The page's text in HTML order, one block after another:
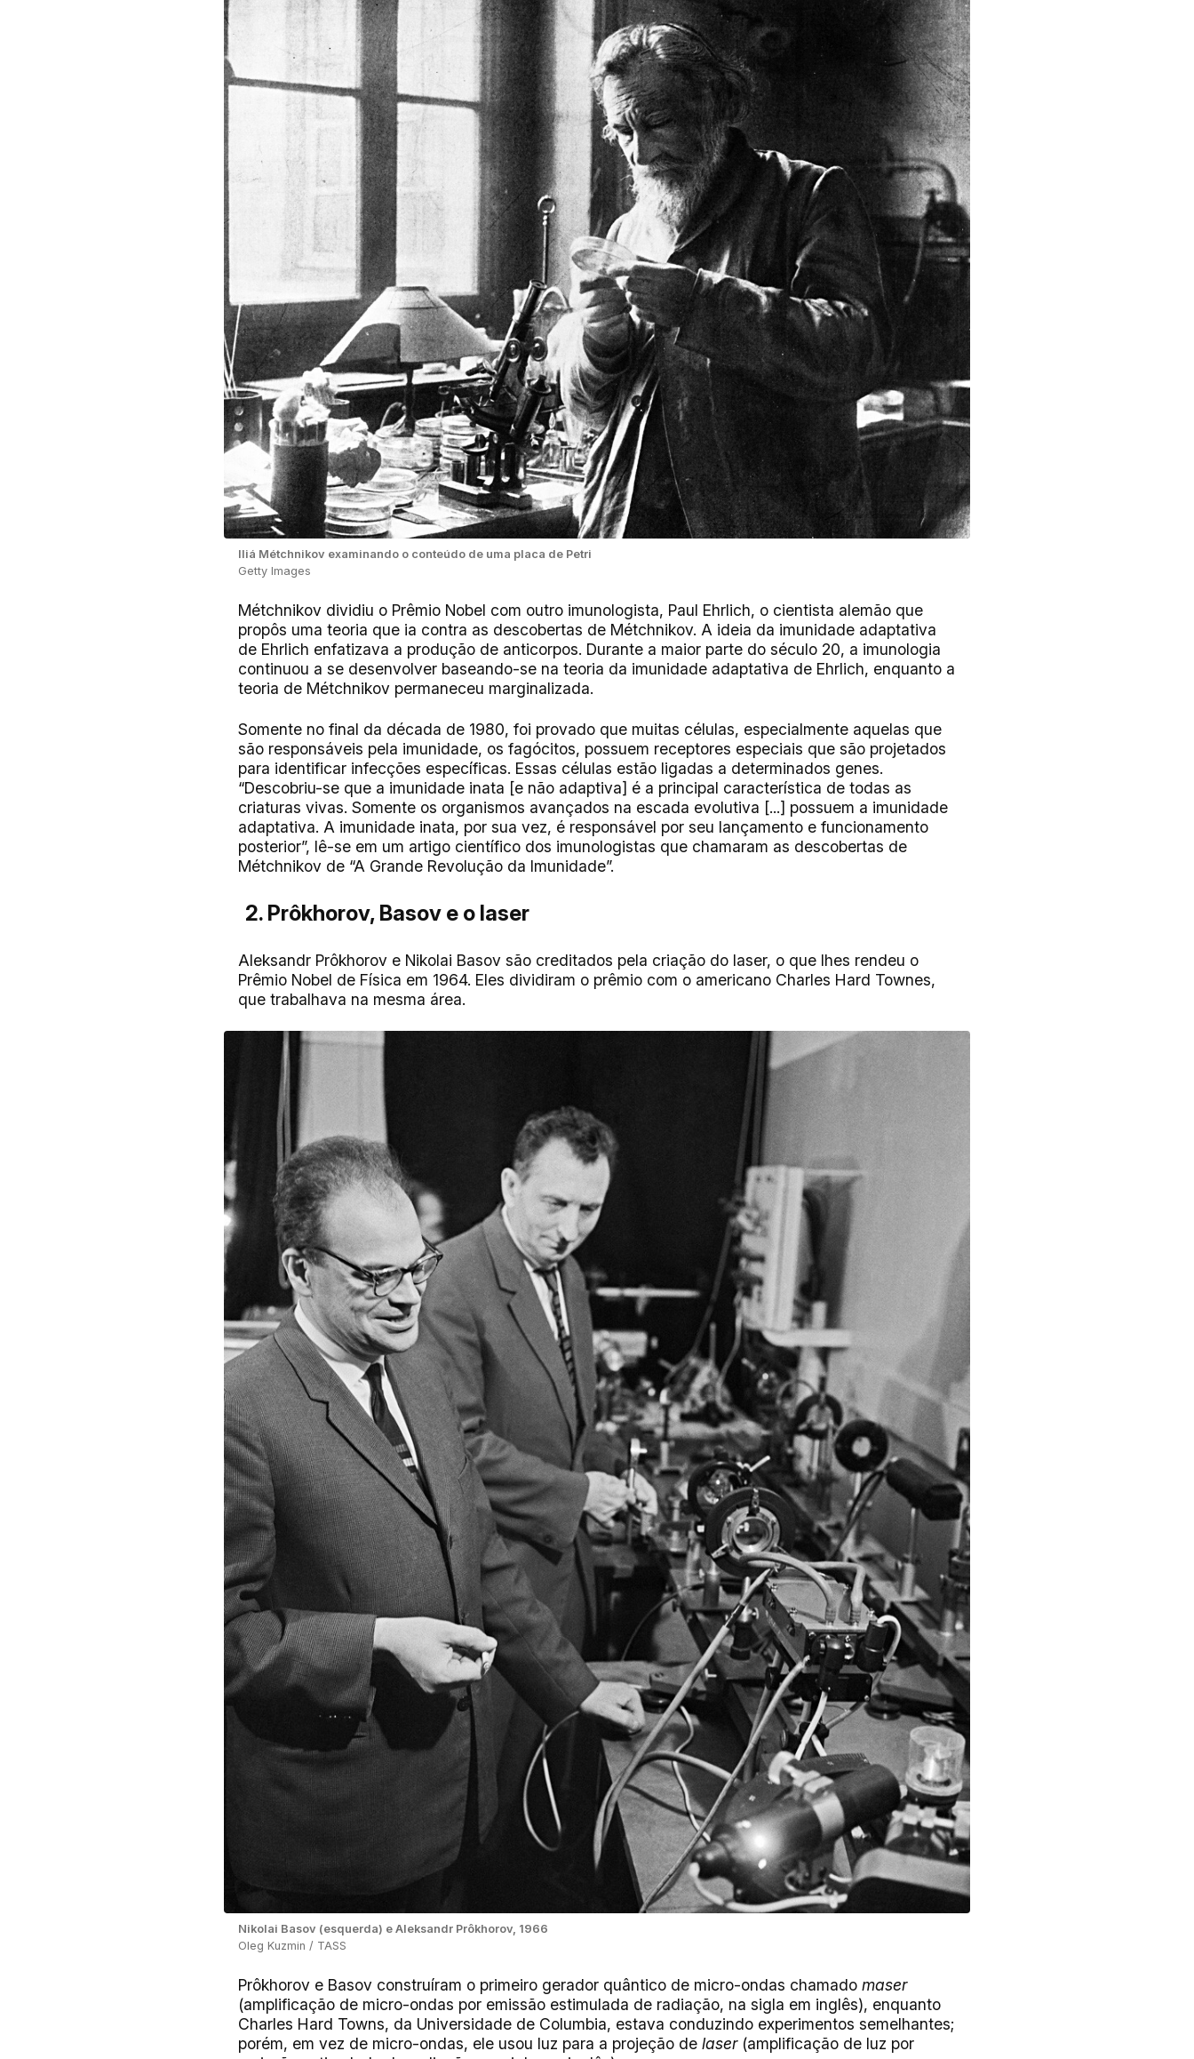
Iliá Métchnikov examinando o conteúdo de uma placa de Petri
Getty Images
Métchnikov dividiu o Prêmio Nobel com outro imunologista, Paul Ehrlich, o cientista alemão que
propôs uma teoria que ia contra as descobertas de Métchnikov. A ideia da imunidade adaptativa
de Ehrlich enfatizava a produção de anticorpos. Durante a maior parte do século 20, a imunologia
continuou a se desenvolver baseando-se na teoria da imunidade adaptativa de Ehrlich, enquanto a
teoria de Métchnikov permaneceu marginalizada.
Somente no final da década de 1980, foi provado que muitas células, especialmente aquelas que
são responsáveis pela imunidade, os fagócitos, possuem receptores especiais que são projetados
para identificar infecções específicas. Essas células estão ligadas a determinados genes.
“Descobriu-se que a imunidade inata [e não adaptiva] é a principal característica de todas as
criaturas vivas. Somente os organismos avançados na escada evolutiva [...] possuem a imunidade
adaptativa. A imunidade inata, por sua vez, é responsável por seu lançamento e funcionamento
posterior”, lê-se em um artigo científico dos imunologistas que chamaram as descobertas de
Métchnikov de “A Grande Revolução da Imunidade”.
2. Prôkhorov, Basov e o laser
Aleksandr Prôkhorov e Nikolai Basov são creditados pela criação do laser, o que lhes rendeu o
Prêmio Nobel de Física em 1964. Eles dividiram o prêmio com o americano Charles Hard Townes,
que trabalhava na mesma área.
Nikolai Basov (esquerda) e Aleksandr Prôkhorov, 1966
Oleg Kuzmin / TASS
Prôkhorov e Basov construíram o primeiro gerador quântico de micro-ondas chamado maser
(amplificação de micro-ondas por emissão estimulada de radiação, na sigla em inglês), enquanto
Charles Hard Towns, da Universidade de Columbia, estava conduzindo experimentos semelhantes;
porém, em vez de micro-ondas, ele usou luz para a projeção de laser(amplificação de luz por